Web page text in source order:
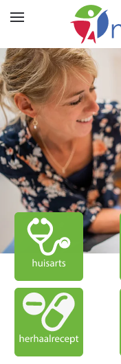
Skip to main content